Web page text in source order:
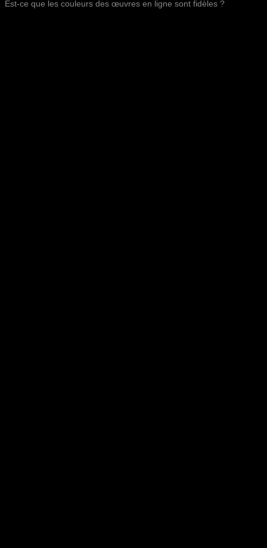
Est-ce que les couleurs des œuvres en ligne sont fidèles ?